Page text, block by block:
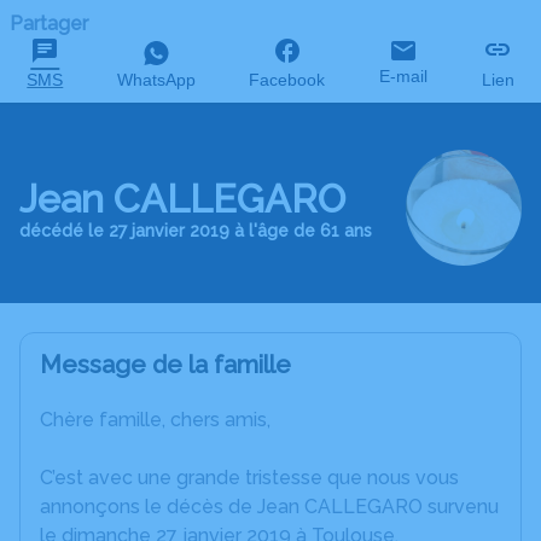
Partager
SMS WhatsApp Facebook E-mail Lien
Jean CALLEGARO
décédé le 27 janvier 2019 à l'âge de 61 ans
Message de la famille
Chère famille, chers amis,
C’est avec une grande tristesse que nous vous
annonçons le décès de Jean CALLEGARO survenu
le dimanche 27 janvier 2019 à Toulouse.